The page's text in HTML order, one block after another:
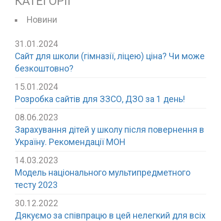
Новини
31.01.2024
Сайт для школи (гімназії, ліцею) ціна? Чи може
безкоштовно?
15.01.2024
Розробка сайтів для ЗЗСО, ДЗО за 1 день!
08.06.2023
Зарахування дітей у школу після повернення в
Україну. Рекомендації МОН
14.03.2023
Модель національного мультипредметного
тесту 2023
30.12.2022
Дякуємо за співпрацю в цей нелегкий для всіх